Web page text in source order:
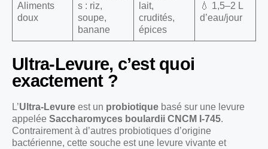
Aliments
doux
s : riz,
soupe,
banane
lait,
crudités,
épices
💧 1,5–2 L
d’eau/jour
Ultra-Levure, c’est quoi
exactement ?
L’Ultra-Levure est un probiotique basé sur une levure
appelée Saccharomyces boulardii CNCM I-745.
Contrairement à d’autres probiotiques d’origine
bactérienne, cette souche est une levure vivante et